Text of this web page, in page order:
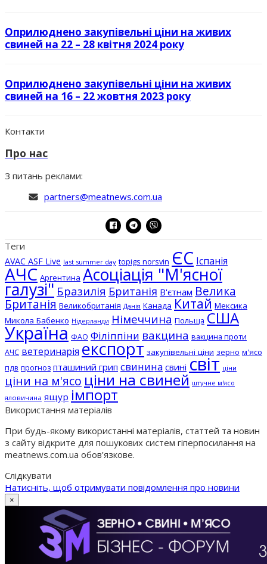
Оприлюднено закупівельні ціни на живих
свиней на 22 – 28 квітня 2024 року
Оприлюднено закупівельні ціни на живих
свиней на 16 – 22 жовтня 2023 року
Контакти
Про нас
З питань реклами:
partners@meatnews.com.ua
Теги
AVAC ASF Live last summer day topigs norsvin ЄС Іспанія
АЧС Аргентина Асоціація "М'ясної
галузі" Бразилія Британія В'єтнам Велика
Британія Великобританія Данія Канада Китай Мексика
Микола Бабенко Нідерланди Німеччина Польща США
Україна ФАО Філіппіни вакцина вакцина проти
АЧС ветеринарія експорт закупівельні ціни зерно м'ясо
пдв прогноз пташиний грип свинина свині світ ціни
ціни на м'ясо ціни на свиней штучне м'ясо
яловичина ящур імпорт
Використання матеріалів
При будь-якому використанні матеріалів, статтей та новин
з сайту відкрите для пошукових систем гіперпосилання на
meatnews.com.ua обов’язкове.
Слідкувати
Натисніть, щоб отримувати повідомлення про новини
×